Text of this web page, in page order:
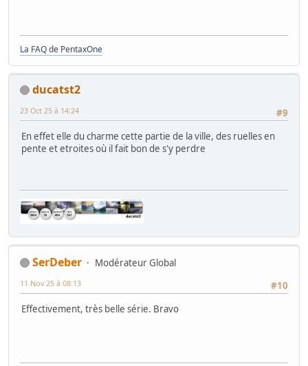
La FAQ de PentaxOne
ducatst2
#9
23 Oct 25 à 14:24
En effet elle du charme cette partie de la ville, des ruelles en
pente et etroites où il fait bon de s'y perdre
SerDeber
Modérateur Global
#10
11 Nov 25 à 08:13
Effectivement, très belle série. Bravo